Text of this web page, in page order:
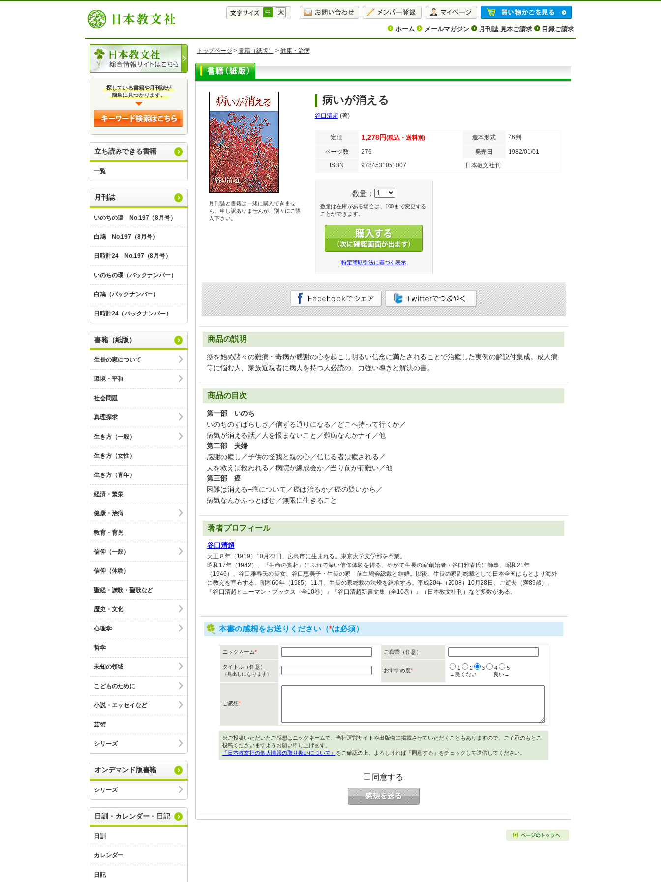
中 大
ホーム メールマガジン 月刊誌 見本ご請求 目録ご請求
探している書籍や月刊誌が
簡単に見つかります。
立ち読みできる書籍
一覧
月刊誌
いのちの環 No.197（8月号）
白鳩 No.197（8月号）
日時計24 No.197（8月号）
いのちの環（バックナンバー）
白鳩（バックナンバー）
日時計24（バックナンバー）
書籍（紙版）
生長の家について
環境・平和
社会問題
真理探求
生き方（一般）
生き方（女性）
生き方（青年）
経済・繁栄
健康・治病
教育・育児
信仰（一般）
信仰（体験）
聖経・讃歌・聖歌など
歴史・文化
心理学
哲学
未知の領域
こどものために
小説・エッセイなど
芸術
シリーズ
オンデマンド版書籍
シリーズ
日訓・カレンダー・日記
日訓
カレンダー
日記
トップページ > 書籍（紙版） > 健康・治病
月刊誌と書籍は一緒に購入できませ
ん。申し訳ありませんが、別々にご購
入下さい。
病いが消える
谷口清超 (著)
定価 1,278円(税込・送料別) 造本形式 46判
ページ数 276 発売日
1982/01/01
ISBN
9784531051007 日本教文社刊
数量：
数量は在庫がある場合は、100まで変更する
ことができます。
特定商取引法に基づく表示
商品の説明
癌を始め諸々の難病・奇病が感謝の心を起こし明るい信念に満たされることで治癒した実例の解説付集成。成人病
等に悩む人、家族近親者に病人を持つ人必読の、力強い導きと解決の書。
商品の目次
第一部 いのち
いのちのすばらしさ／信ずる通りになる／どこへ持って行くか／
病気が消える話／人を恨まないこと／難病なんかナイ／他
第二部 夫婦
感謝の癒し／子供の怪我と親の心／信じる者は癒される／
人を救えば救われる／病院か練成会か／当り前が有難い／他
第三部 癌
困難は消える−癌について／癌は治るか／癌の疑いから／
病気なんかふっとばせ／無限に生きること
著者プロフィール
谷口清超
大正８年（1919）10月23日、広島市に生まれる。東京大学文学部を卒業。
昭和17年（1942）、『生命の實相』にふれて深い信仰体験を得る。やがて生長の家創始者・谷口雅春氏に師事。昭和21年
（1946）、谷口雅春氏の長女、谷口恵美子・生長の家 前白鳩会総裁と結婚。以後、生長の家副総裁として日本全国はもとより海外
に教えを宣布する。昭和60年（1985）11月、生長の家総裁の法燈を継承する。平成20年（2008）10月28日、ご逝去（満89歳）。
『谷口清超ヒューマン・ブックス（全10巻）』『谷口清超新書文集（全10巻）』（日本教文社刊）など多数がある。
本書の感想をお送りください（*は必須）
ニックネーム* ご職業（任意）
タイトル（任意）
（見出しになります）
おすすめ度* 1 2 3 4
5
←良くない
良い→
ご感想*
※ご投稿いただいたご感想はニックネームで、当社運営サイトや出版物に掲載させていただくこともありますので、ご了承のもとご
投稿くださいますようお願い申し上げます。
「日本教文社の個人情報の取り扱いについて」 をご確認の上、よろしければ「同意する」をチェックして送信してください。
同意する